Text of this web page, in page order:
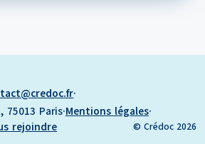
credoc.fr·
75013 Paris·Mentions légales·
rejoindre © Crédoc 2026